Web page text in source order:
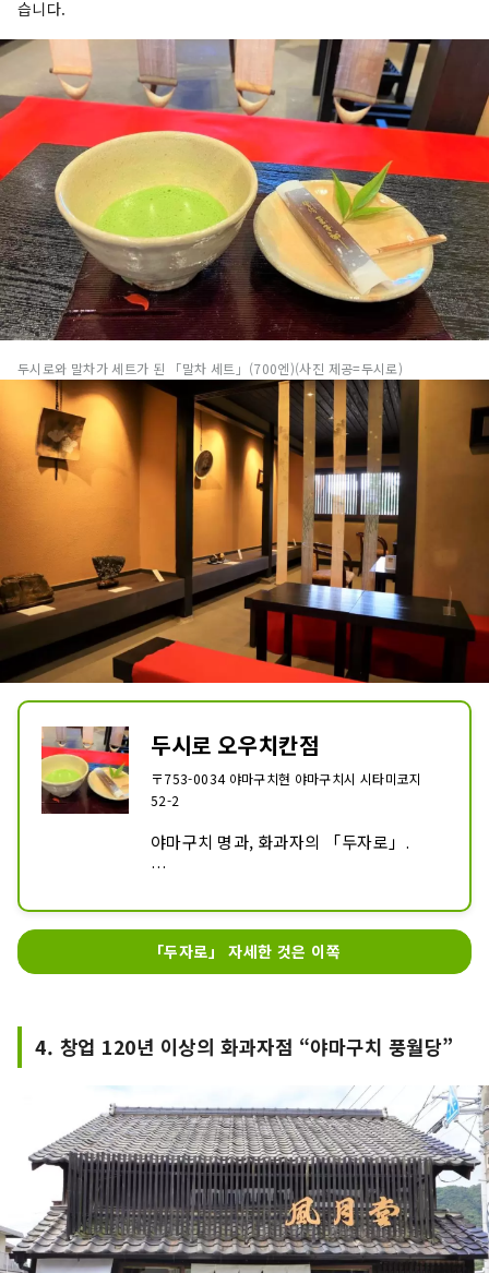
습니다.
두시로와 말차가 세트가 된 「말차 세트」(700엔)(사진 제공=두시로)
두시로 오우치칸점
〒753-0034 야마구치현 야마구치시 시타미코지
52-2
야마구치 명과, 화과자의 「두자로」.
가게는, 축약 100년의 민가를 개장한 차분
한 분위기.
점내에서는 상품의 판매 외, 카페 스페이스
나 「흑당 미츠콩」등을, 화의 공간에서
「두자로」 자세한 것은 이쪽
4. 창업 120년 이상의 화과자점 “야마구치 풍월당”